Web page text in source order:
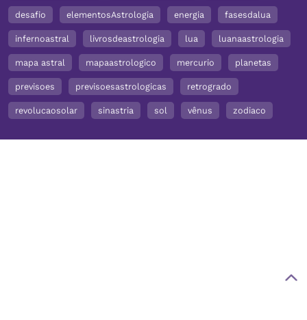
desafio elementosAstrologia energia fasesdalua
infernoastral livrosdeastrologia lua luanaastrologia
mapa astral mapaastrologico mercurio planetas
previsoes previsoesastrologicas retrogrado
revolucaosolar sinastria sol vênus zodiaco